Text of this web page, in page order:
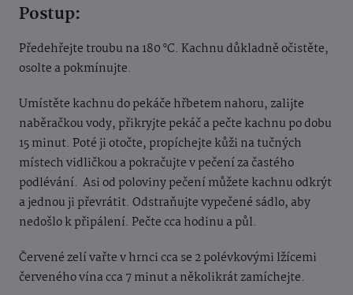
Postup:
Předehřejte troubu na 180 °C. Kachnu důkladně očistěte,
osolte a pokmínujte.
Umístěte kachnu do pekáče hřbetem nahoru, zalijte
naběračkou vody, přikryjte pekáč a pečte kachnu po dobu
15 minut. Poté ji otočte, propíchejte kůži na tučných
místech vidličkou a pokračujte v pečení za častého
podlévání. Asi od poloviny pečení můžete kachnu odkrýt
a jednou ji převrátit. Odstraňujte vypečené sádlo, aby
nedošlo k připálení. Pečte cca hodinu a půl.
Červené zelí vařte v hrnci cca se 2 polévkovými lžícemi
červeného vína cca 7 minut a několikrát zamíchejte.